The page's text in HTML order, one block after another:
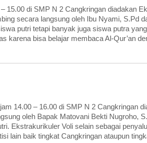
15.00 di SMP N 2 Cangkringan diadakan
secara langsung oleh Ibu Nyami, S.Pd
putri tetapi banyak juga siswa putra
karena bisa belajar membaca Al-Qur’an
14.00 – 16.00 di SMP N 2 Cangkringan
oleh Bapak Matovani Bekti Nugroho,
Ekstrakurikuler Voli selain sebagai
lain baik tingkat Cangkringan ataupun